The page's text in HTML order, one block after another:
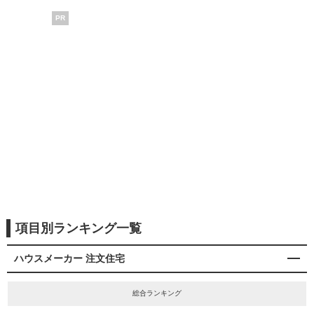
PR
項目別ランキング一覧
ハウスメーカー 注文住宅
総合ランキング